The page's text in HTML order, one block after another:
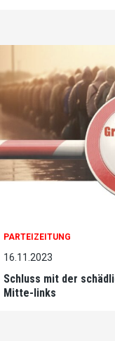
PARTEIZEITUNG
16.11.2023
Schluss mit der
Mitte-links